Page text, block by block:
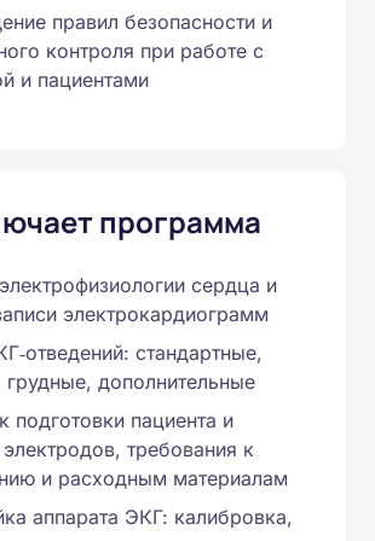
правил безопасности и
контроля при работе с
и пациентами
программа
сердца и
электрокардиограмм
стандартные,
грудные, дополнительные
подготовки пациента и
требования к
и расходным материалам
аппарата ЭКГ: калибровка,